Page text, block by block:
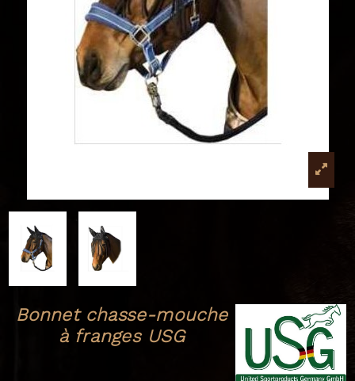
Bonnet chasse-mouche
à franges USG